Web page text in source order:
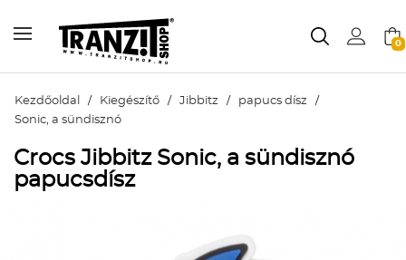
0
Kezdőoldal / Kiegészítő / Jibbitz / papucs dísz /
Sonic, a sündisznó
Crocs Jibbitz Sonic, a sündisznó
papucsdísz